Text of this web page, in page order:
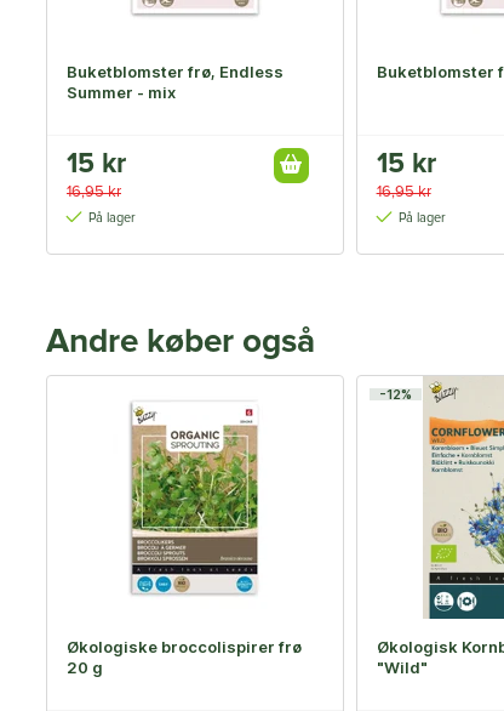
Buketblomster frø, Endless
Summer - mix
15 kr
16,95 kr
På lager
Buketblomster
15 kr
16,95 kr
På lager
Andre køber også
Økologiske broccolispirer frø
20 g
-12%
Økologisk
"Wild"